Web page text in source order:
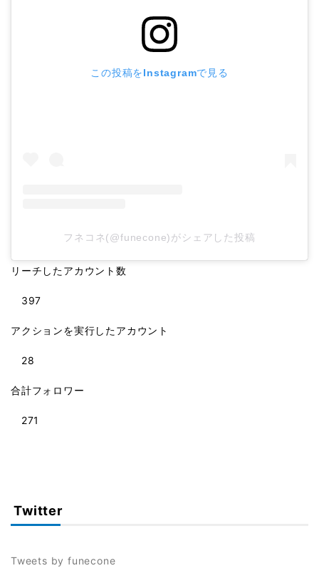
この投稿をInstagramで見る
フネコネ(@funecone)がシェアした投稿
リーチしたアカウント数
397
アクションを実行したアカウント
28
合計フォロワー
271
Twitter
Tweets by funecone